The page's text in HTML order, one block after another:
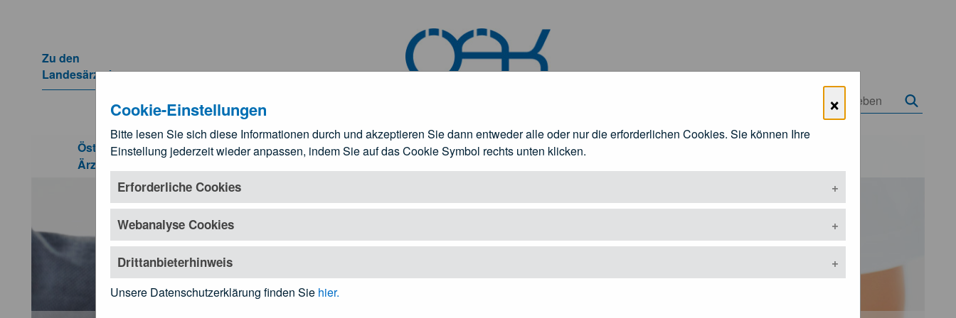
×
Cookie-Einstellungen
Bitte lesen Sie sich diese Informationen durch und akzeptieren Sie dann entweder alle oder nur die erforderlichen Cookies. Sie können Ihre
Einstellung jederzeit wieder anpassen, indem Sie auf das Cookie Symbol rechts unten klicken.
Erforderliche Cookies
Webanalyse Cookies
Drittanbieterhinweis
Unsere Datenschutzerklärung finden Sie hier.
Zu den
Landesärztekammern
Kundmachungen und Rechtsgrundlagen
Österreichische
Ärztekammer
Für Ärztinnen und Ärzte Patienteninformation